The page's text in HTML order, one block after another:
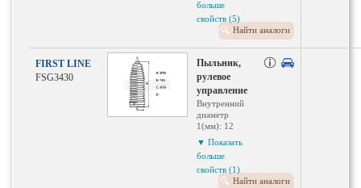
Вес: 0.07 кг
Необходимое
количество: 2
Внутренний
1(мм): 12
Длина: 200
мм
Внутренний
диаметр 2
(мм): 55
Материал:
термопласт
больше
свойств (5)
Найти аналоги
FIRST LINE
FSG3430
Пыльник,
рулевое
управление
Внутренний
диаметр
1(мм): 12
Длина: 200
мм
Внутренний
диаметр 2
(мм): 55
▼ Показать
больше
свойств (1)
Найти аналоги